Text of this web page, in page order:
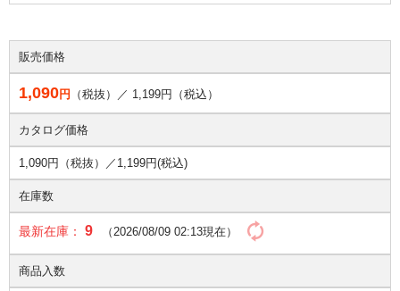
販売価格
1,090円 （税抜）／ 1,199円（税込）
カタログ価格
1,090円（税抜）／ 1,199円(税込)
在庫数
最新在庫： 9 （2026/08/09 02:13現在）
商品入数